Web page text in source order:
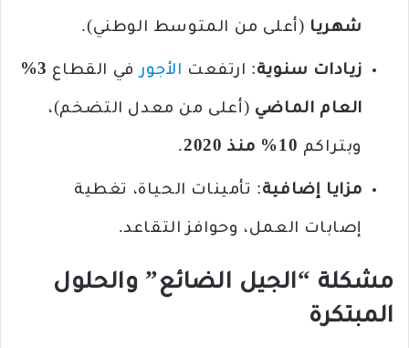
شهريا (أعلى من المتوسط الوطني).
زيادات سنوية: ارتفعت الأجورفي القطاع 3%
العام الماضي (أعلى من معدل التضخم)،
وبتراكم 10% منذ 2020 .
مزايا إضافية: تأمينات الحياة، تغطية
إصابات العمل، وحوافز التقاعد.
مشكلة “الجيل الضائع” والحلول
المبتكرة